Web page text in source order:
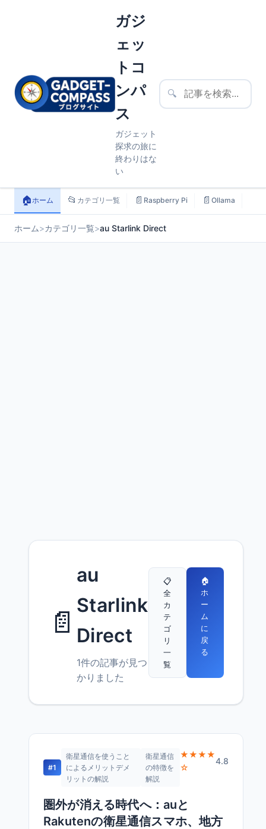
ガジ
ェッ
トコ
ンパ
ス
ガジェット
探求の旅に
終わりはな
い
🔍
🏠ホーム 📂 カテゴリ一覧 📄 Raspberry Pi 📄 Ollama
ホーム>カテゴリ一覧>au Starlink Direct
📄
au
Starlink
Direct
1件の記事が見つ
かりました
📋
全
カ
テ
ゴ
リ
一
覧
🏠
ホ
ー
ム
に
戻
る
#1
衛星通信を使うこと
によるメリットデメ
リットの解説
衛星通信
の特徴を
解説
★★★★
☆
4.8
圏外が消える時代へ：auと
Rakutenの衛星通信スマホ、地方